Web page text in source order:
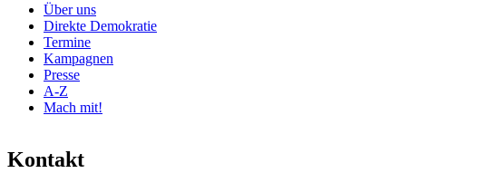
Über uns
Direkte Demokratie
Termine
Kampagnen
Presse
A-Z
Mach mit!
Kontakt